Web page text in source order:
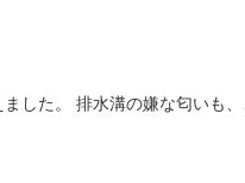
した。 排水溝の嫌な匂いも